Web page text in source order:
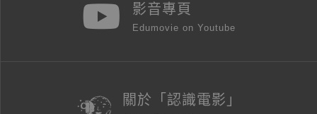
影音專頁
Edumovie on Youtube
關於「認識電影」